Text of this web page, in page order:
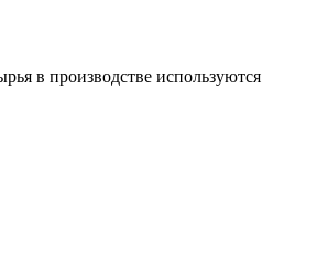
в производстве используются